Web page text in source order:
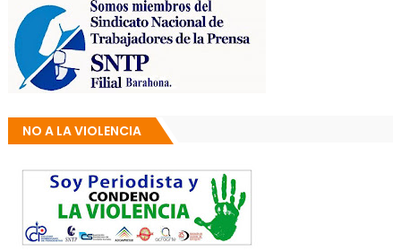
NO A LA VIOLENCIA